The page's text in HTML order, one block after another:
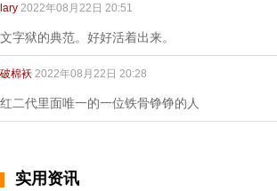
lary 2022年08月22日 20:51
文字狱的典范。好好活着出来。
破棉袄 2022年08月22日 20:28
红二代里面唯一的一位铁骨铮铮的人
实用资讯